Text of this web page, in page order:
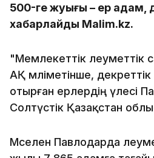
500-ге жуығы – ер адам,
хабарлайды Malim.kz.
"Мемлекеттік әлеуметтік
АҚ мәліметінше,
отырған ерлердің үлесі
Солтүстік Қазақстан
Мәселен Павлодарда